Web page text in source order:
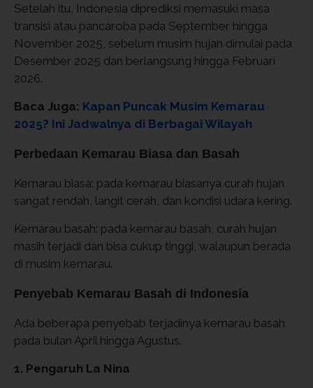
Setelah itu, Indonesia diprediksi memasuki masa
transisi atau pancaroba pada September hingga
November 2025, sebelum musim hujan dimulai pada
Desember 2025 dan berlangsung hingga Februari
2026.
Baca Juga: Kapan Puncak Musim Kemarau
2025? Ini Jadwalnya di Berbagai Wilayah
Perbedaan Kemarau Biasa dan Basah
Kemarau biasa: pada kemarau biasanya curah hujan
sangat rendah, langit cerah, dan kondisi udara kering.
Kemarau basah: pada kemarau basah, curah hujan
masih terjadi dan bisa cukup tinggi, walaupun berada
di musim kemarau.
Penyebab Kemarau Basah di Indonesia
Ada beberapa penyebab terjadinya kemarau basah
pada bulan April hingga Agustus.
1. Pengaruh La Nina